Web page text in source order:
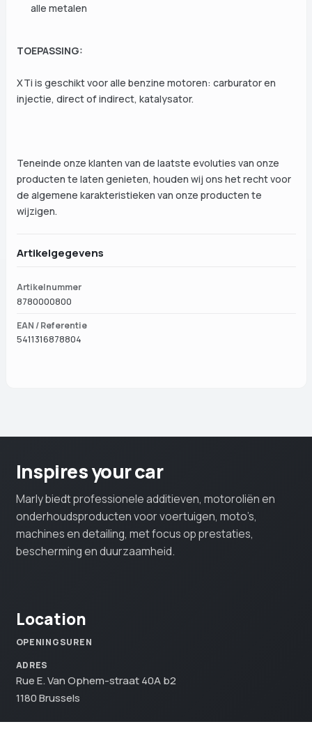
alle metalen
TOEPASSING:
XTi is geschikt voor alle benzine motoren: carburator en
injectie, direct of indirect, katalysator.
Teneinde onze klanten van de laatste evoluties van onze
producten te laten genieten, houden wij ons het recht voor
de algemene karakteristieken van onze producten te
wijzigen.
Artikelgegevens
Artikelnummer
8780000800
EAN / Referentie
5411316878804
Inspires your car
Marly biedt professionele additieven, motoroliën en
onderhoudsproducten voor voertuigen, moto’s,
machines en detailing, met focus op prestaties,
bescherming en duurzaamheid.
Location
OPENINGSUREN
ADRES
Rue E. Van Ophem-straat 40A b2
1180 Brussels